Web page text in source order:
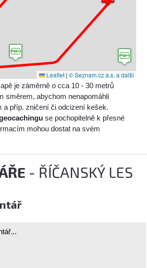
Leaflet | © Seznam.cz a.s. a další
je záměrně o cca 10 - 30 metrů
směrem, abychom nenapomáhli
a příp. zničení či odcizení kešek.
se pochopitelně k přesné
mohou dostat na svém
- ŘÍČANSKÝ LES